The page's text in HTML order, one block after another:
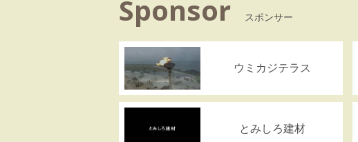
Sponsor スポンサー
ウミカジテラス
とみしろ建材